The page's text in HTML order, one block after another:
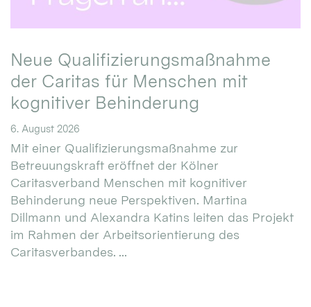
Neue Qualifizierungsmaßnahme
der Caritas für Menschen mit
kognitiver Behinderung
6. August 2026
Mit einer Qualifizierungsmaßnahme zur
Betreuungskraft eröffnet der Kölner
Caritasverband Menschen mit kognitiver
Behinderung neue Perspektiven. Martina
Dillmann und Alexandra Katins leiten das Projekt
im Rahmen der Arbeitsorientierung des
Caritasverbandes. ...